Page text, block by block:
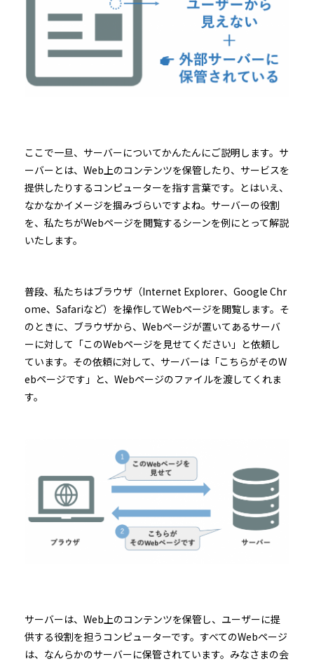
ここで一旦、サーバーについてかんたんにご説明します。サ
ーバーとは、Web上のコンテンツを保管したり、サービスを
提供したりするコンピューターを指す言葉です。とはいえ、
なかなかイメージを掴みづらいですよね。サーバーの役割
を、私たちがWebページを閲覧するシーンを例にとって解説
いたします。
普段、私たちはブラウザ（Internet Explorer、Google Chr
ome、Safariなど）を操作してWebページを閲覧します。そ
のときに、ブラウザから、Webページが置いてあるサーバ
ーに対して「このWebページを見せてください」と依頼し
ています。その依頼に対して、サーバーは「こちらがそのW
ebページです」と、Webページのファイルを渡してくれま
す。
サーバーは、Web上のコンテンツを保管し、ユーザーに提
供する役割を担うコンピューターです。すべてのWebページ
は、なんらかのサーバーに保管されています。みなさまの会